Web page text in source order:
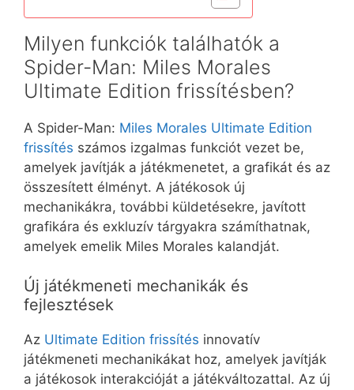
Milyen funkciók találhatók a
Spider-Man: Miles Morales
Ultimate Edition frissítésben?
A Spider-Man: Miles Morales Ultimate Edition
frissítés számos izgalmas funkciót vezet be,
amelyek javítják a játékmenetet, a grafikát és az
összesített élményt. A játékosok új
mechanikákra, további küldetésekre, javított
grafikára és exkluzív tárgyakra számíthatnak,
amelyek emelik Miles Morales kalandját.
Új játékmeneti mechanikák és
fejlesztések
Az Ultimate Edition frissítés innovatív
játékmeneti mechanikákat hoz, amelyek javítják
a játékosok interakcióját a játékváltozattal. Az új